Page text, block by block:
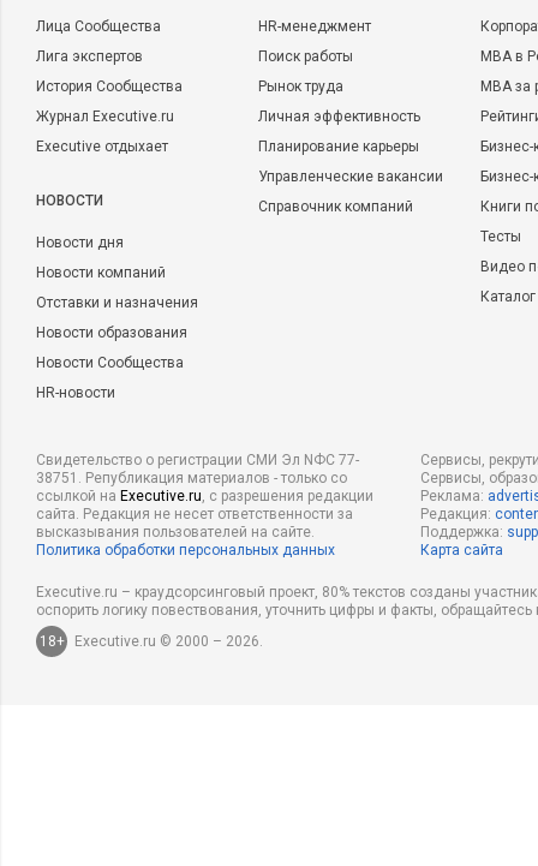
Лица Сообщества
Лига экспертов
История Сообщества
Журнал Executive.ru
Executive отдыхает
НОВОСТИ
Новости дня
Новости компаний
Отставки и назначения
Новости образования
Новости Сообщества
HR-новости
HR-менеджмент
Поиск работы
Рынок труда
Личная эффективность
Планирование карьеры
Управленческие вакансии
Справочник компаний
MBA в
MBA
Бизнес-
Книги
Тесты
Видео
Свидетельство о регистрации СМИ Эл NФС 77-
38751. Републикация материалов - только со
ссылкой на Executive.ru, с разрешения редакции
сайта. Редакция не несет ответственности за
высказывания пользователей на сайте.
Политика обработки персональных данных
Сервисы,
Сервисы,
Реклама:
Редакция:
Поддержка:
Карта сайта
Executive.ru – краудсорсинговый проект, 80% текстов созданы
оспорить логику повествования, уточнить цифры и факты,
18+
Executive.ru © 2000 – 2026.